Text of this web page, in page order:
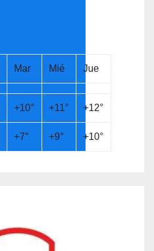
Mar Mié Jue
+10° +11° +12°
+7° +9° +10°